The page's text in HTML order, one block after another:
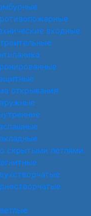
входные
открывания
скрытыми петлями